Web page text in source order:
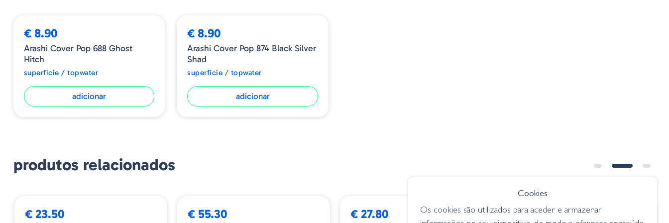
€ 8.90
Arashi Cover Pop 688 Ghost
Hitch
superficie / topwater
adicionar
€ 8.90
Arashi Cover Pop 874 Black Silver
Shad
superficie / topwater
adicionar
produtos relacionados
€ 23.50 € 55.30 € 27.80 € 58.75
Cookies
Os cookies são utilizados para aceder e armazenar